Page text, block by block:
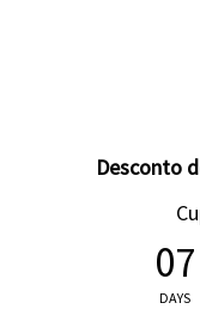
Desconto
07
DAYS